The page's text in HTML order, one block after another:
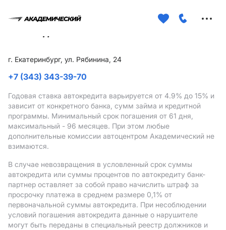
г. Екатеринбург, ул. Рябинина, 24
+7 (343) 343-39-70
Годовая ставка автокредита варьируется от 4.9% до 15% и
зависит от конкретного банка, сумм займа и кредитной
программы. Минимальный срок погашения от 61 дня,
максимальный - 96 месяцев. При этом любые
дополнительные комиссии автоцентром Академический не
взимаются.
В случае невозвращения в условленный срок суммы
автокредита или суммы процентов по автокредиту банк-
партнер оставляет за собой право начислить штраф за
просрочку платежа в среднем размере 0,1% от
первоначальной суммы автокредита. При несоблюдении
условий погашения автокредита данные о нарушителе
могут быть переданы в специальный реестр должников и